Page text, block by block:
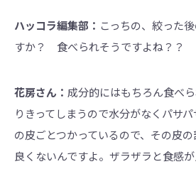
ハッコラ編集部： こっちの、絞った
すか？ 食べられそうですよね？？
花房さん： 成分的にはもちろん食べ
りきってしまうので水分がなくパサ
の皮ごとつかっているので、その皮
良くないんですよ。ザラザラと食感